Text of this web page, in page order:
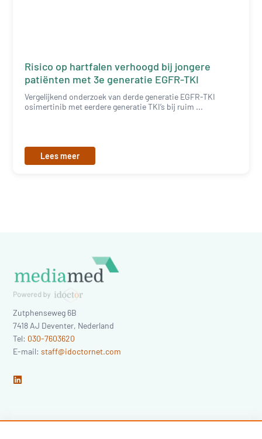
Risico op hartfalen verhoogd bij jongere
patiënten met 3e generatie EGFR-TKI
Vergelijkend onderzoek van derde generatie EGFR-TKI
osimertinib met eerdere generatie TKI’s bij ruim ...
Lees meer
Zutphenseweg 6B
7418 AJ Deventer, Nederland
Tel: 030-7603620
E-mail:staff@idoctornet.com